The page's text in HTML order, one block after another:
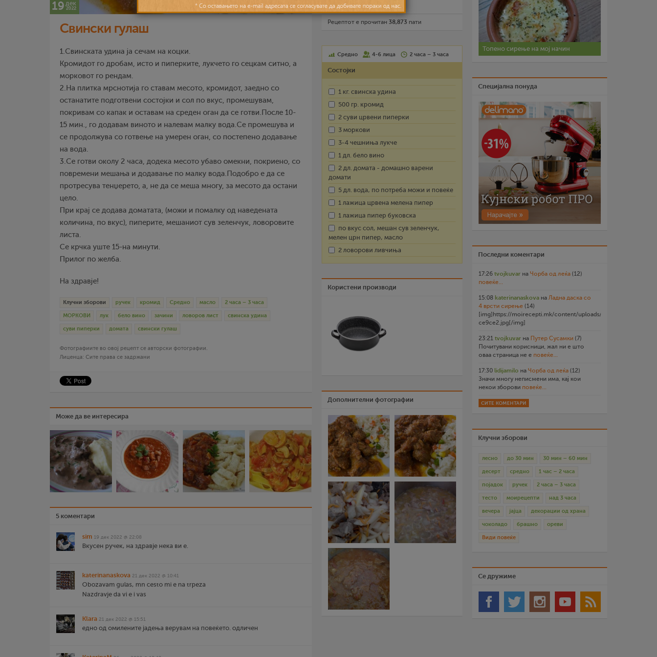
19 дек
2022
Свински гулаш
1.Свинската удина ја сечам на коцки.
Кромидот го дробам, исто и пиперките, лукчето го сецкам ситно, а
морковот го рендам.
2.На плитка мрснотија го ставам месото, кромидот, заедно со
останатите подготвени состојки и сол по вкус, промешувам,
покривам со капак и оставам на среден оган да се готви.После 10-
15 мин., го додавам виното и налевам малку вода.Се промешува и
се продолжува со готвење на умерен оган, со постепено додавање
на вода.
3.Се готви околу 2 часа, додека месото убаво омекни, покриено, со
повремени мешања и додавање по малку вода.Подобро е да се
протресува тенџерето, а, не да се меша многу, за месото да остани
цело.
При крај се додава доматата, (можи и помалку од наведената
количина, по вкус), пиперите, мешаниот сув зеленчук, ловоровите
листа.
Се крчка уште 15-на минути.
Прилог по желба.
На здравје!
Клучни зборови ручек кромид Средно масло 2 часа – 3 часа
МОРКОВИ лук бело вино зачини ловоров лист свинска удина
суви пиперки домата свински гулаш
Фотографиите во овој рецепт се авторски фотографии.
Лиценца: Сите права се задржани
Може да ве интересира
5 коментари
sim 19 дек 2022 @ 22:08
Вкусен ручек, на здравје нека ви е.
katerinanaskova 21 дек 2022 @ 10:41
Obozavam gulas, mn cesto mi e na trpeza
Nazdravje da vi e i vas
Klara 21 дек 2022 @ 15:51
едно од омилените јадења верувам на повеќето. одличен
Испечати го рецептот
Рецептот е прочитан 38,873 пати
Средно 4-6 лица 2 часа – 3 часа
Состојки
1 кг. свинска удина
500 гр. кромид
2 суви црвени пиперки
3 моркови
3-4 чешниња лукче
1 дл. бело вино
2 дл. домата - домашно варени
домати
5 дл. вода, по потреба можи и повеќе
1 лажица црвена мелена пипер
1 лажица пипер буковска
по вкус сол, мешан сув зеленчук,
мелен црн пипер, масло
2 ловорови ливчиња
Користени производи
Дополнителни фотографии
Топено сирење на мој начин
Специјална понуда
Последни коментари
17:26 tvojkuvar на Чорба од леќа (12)
повеќе...
15:08 katerinanaskova на Ладна даска со
4 врсти сирење (14)
[img]https://moirecepti.mk/content/uploads/2026/07/
ce9ce2.jpg[/img]
23:21 tvojkuvar на Путер Сусамки (7)
Почитувани корисници, жал ни е што
оваа страница не е повеќе...
17:30 lidijamilo на Чорба од леќа (12)
Значи многу неписмени има, кај кои
некои зборови повеќе...
СИТЕ КОМЕНТАРИ
Клучни зборови
лесно до 30 мин 30 мин – 60 мин
десерт средно 1 час – 2 часа
појадок ручек 2 часа – 3 часа
тесто моирецепти над 3 часа
вечера јајца декорации од храна
чоколадо брашно ореви
Види повеќе
Се дружиме